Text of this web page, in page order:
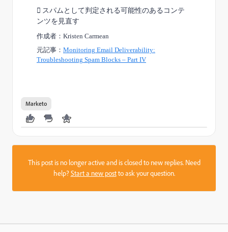
 スパムとして判定される可能性のあるコンテ
ンツを見直す
作成者： Kristen Carmean
元記事： Monitoring Email Deliverability:
Troubleshooting Spam Blocks – Part IV
Marketo
This post is no longer active and is closed to new replies. Need
help?Start a new postto ask your question.